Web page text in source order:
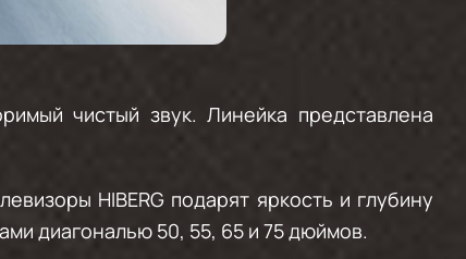
чистый звук. Линейка представлена
HIBERG подарят яркость и глубину
диагональю 50, 55, 65 и 75 дюймов.